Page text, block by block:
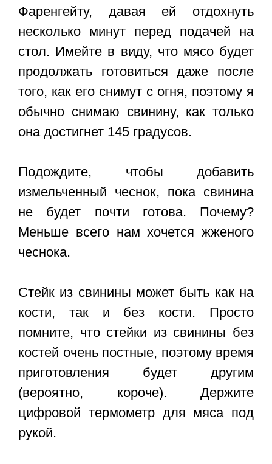
Фаренгейту, давая ей отдохнуть
несколько минут перед подачей на
стол. Имейте в виду, что мясо будет
продолжать готовиться даже после
того, как его снимут с огня, поэтому я
обычно снимаю свинину, как только
она достигнет 145 градусов.
Подождите, чтобы добавить
измельченный чеснок, пока свинина
не будет почти готова. Почему?
Меньше всего нам хочется жженого
чеснока.
Стейк из свинины может быть как на
кости, так и без кости. Просто
помните, что стейки из свинины без
костей очень постные, поэтому время
приготовления будет другим
(вероятно, короче). Держите
цифровой термометр для мяса под
рукой.